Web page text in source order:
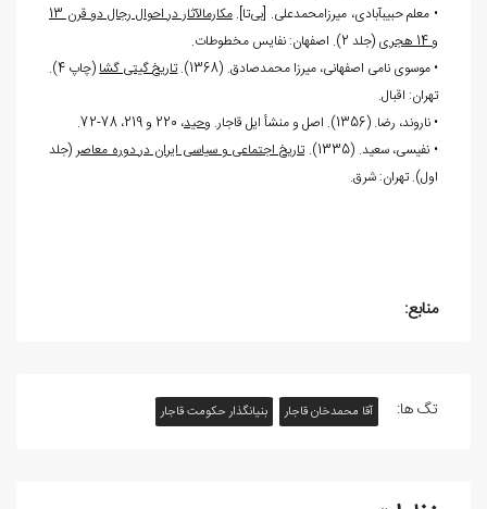
• معلم حبیب‏آبادی، میرزامحمدعلی. [بیتا].
مکارم‏الآثار در احوال رجال دو قرن 13
و 14 هجری
(جلد 2). اصفهان: نفایس مخطوطات.
• موسوی نامی اصفهانی، میرزا محمدصادق. (1368).
تاریخ گیتی گشا
(چاپ 4).
تهران: اقبال.
• ناروند، رضا. (1356). اصل و منشأ ایل قاجار.
وحید، 220 و 219، 78-72.
• نفیسی، سعید. (1335).
تاریخ اجتماعی و سیاسی ایران در دوره معاصر (جلد
اول). تهران: شرق.
منابع:
تگ ها: آقا محمدخان قاجار بنیانگذار حکومت قاجار